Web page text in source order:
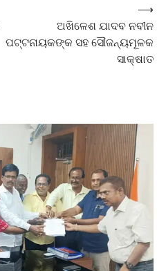
ଅଖିଳେଶ ଯାଦବ ନବୀନ
ପଟ୍ଟନାୟକଙ୍କ ସହ ସୌଜନ୍ୟମୂଳକ
ସାକ୍ଷାତ
⟶